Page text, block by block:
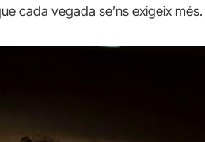
cada vegada se’ns exigeix més.